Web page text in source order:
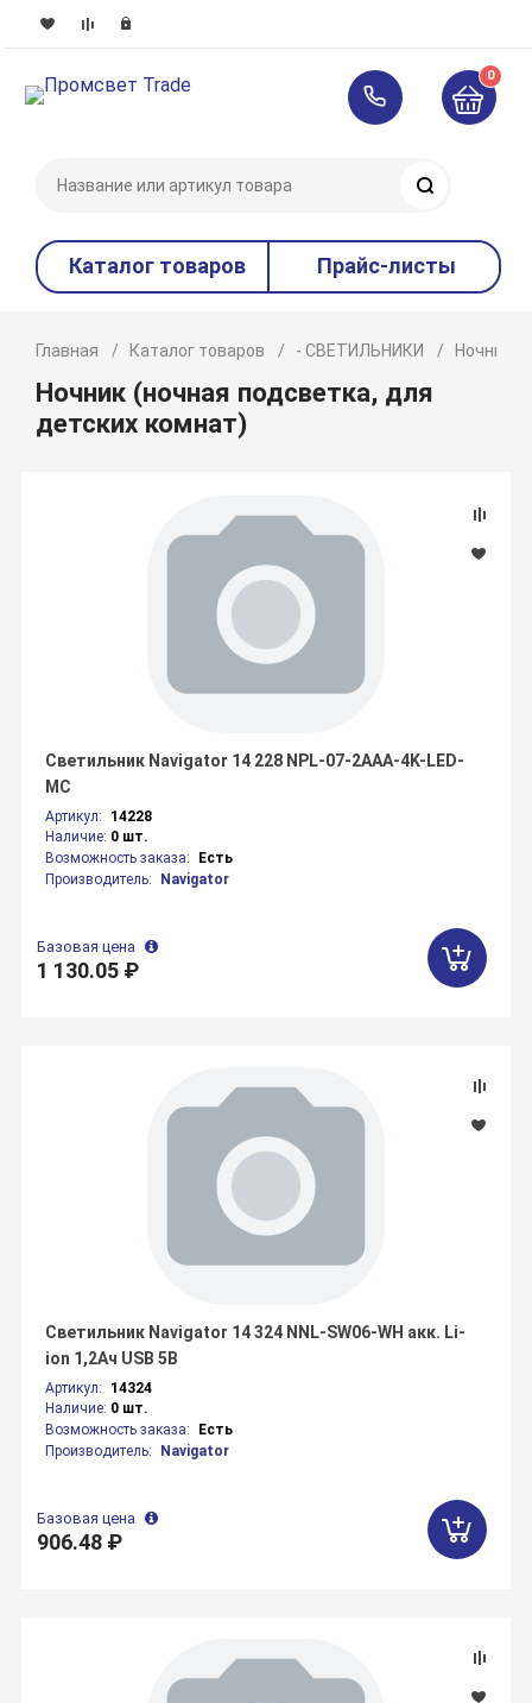
0
Каталог товаров Прайс-листы
Главная Каталог товаров - СВЕТИЛЬНИКИ Ночник
Ночник (ночная подсветка, для
детских комнат)
Артикул:
14228
Наличие: 0 шт.
Возможность заказа:
Есть
Производитель:
Navigator
Светильник Navigator 14 228 NPL-07-2AAA-4K-LED-
MC
Базовая цена
1 130.05 ₽
Артикул:
14324
Наличие: 0 шт.
Возможность заказа:
Есть
Производитель:
Navigator
Светильник Navigator 14 324 NNL-SW06-WH акк. Li-
ion 1,2Ач USB 5В
Базовая цена
906.48 ₽